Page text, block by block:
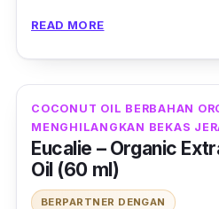
READ MORE
COCONUT OIL BERBAHAN
MENGHILANGKAN BEKAS
Eucalie – Organic
Oil (60 ml)
BERPARTNER DENGAN